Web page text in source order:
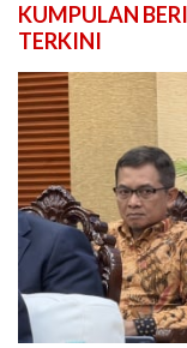
KUMPULAN
TERKINI